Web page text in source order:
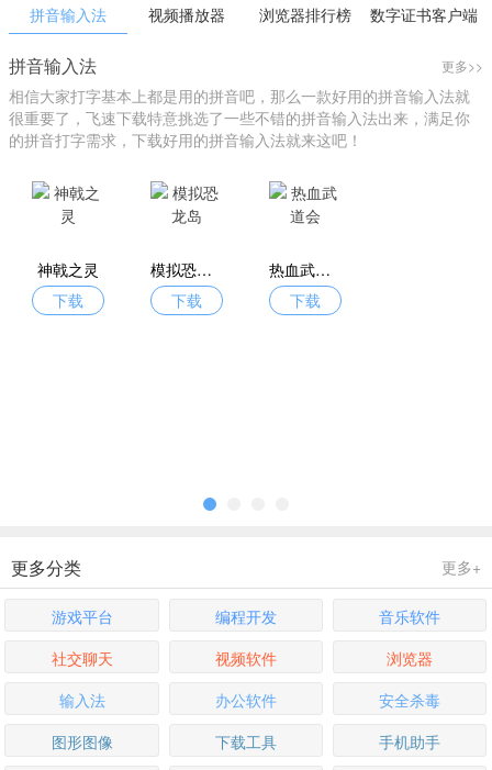
拼音输入法 视频播放器 浏览器排行榜 数字证书客户端
拼音输入法 更多>>
相信大家打字基本上都是用的拼音吧，那么一款好用的拼音输入法就
很重要了，飞速下载特意挑选了一些不错的拼音输入法出来，满足你
的拼音打字需求，下载好用的拼音输入法就来这吧！
神戟之灵
下载
模拟恐龙岛
下载
热血武道会
下载
更多+
更多分类
游戏平台 编程开发
音乐软件
社交聊天
视频软件
浏览器
输入法
办公软件
安全杀毒
图形图像
下载工具
手机助手